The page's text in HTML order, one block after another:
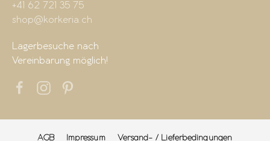
+41 62 721 35 75
shop@korkeria.ch
Lagerbesuche nach
Vereinbarung möglich!
AGB Impressum Versand- / Lieferbedingungen